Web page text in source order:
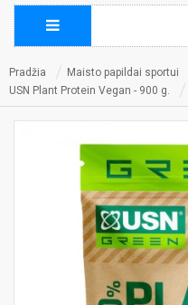
Pradžia Maisto papildai sportui
USN Plant Protein Vegan - 900 g.